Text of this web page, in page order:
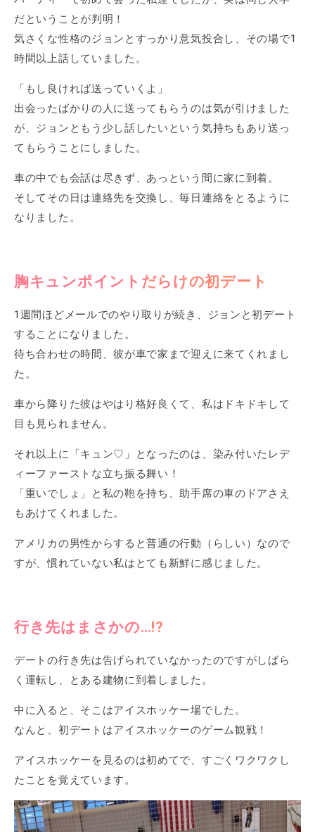
だということが判明！
気さくな性格のジョンとすっかり意気投合し、その場で1
時間以上話していました。
「もし良ければ送っていくよ」
出会ったばかりの人に送ってもらうのは気が引けました
が、ジョンともう少し話したいという気持ちもあり送っ
てもらうことにしました。
車の中でも会話は尽きず、あっという間に家に到着。
そしてその日は連絡先を交換し、毎日連絡をとるように
なりました。
胸キュンポイントだらけの初デート
1週間ほどメールでのやり取りが続き、ジョンと初デート
することになりました。
待ち合わせの時間、彼が車で家まで迎えに来てくれまし
た。
車から降りた彼はやはり格好良くて、私はドキドキして
目も見られません。
それ以上に「キュン♡」となったのは、染み付いたレデ
ィーファーストな立ち振る舞い！
「重いでしょ」と私の鞄を持ち、助手席の車のドアさえ
もあけてくれました。
アメリカの男性からすると普通の行動（らしい）なので
すが、慣れていない私はとても新鮮に感じました。
行き先はまさかの…!?
デートの行き先は告げられていなかったのですがしばら
く運転し、とある建物に到着しました。
中に入ると、そこはアイスホッケー場でした。
なんと、初デートはアイスホッケーのゲーム観戦！
アイスホッケーを見るのは初めてで、すごくワクワクし
たことを覚えています。